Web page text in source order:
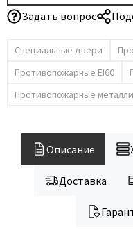
Задать вопрос
Специальные двери
Противопожарные EI60
Противопожарные
Описание
Доставка